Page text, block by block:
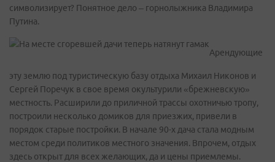
символизирует? Понятное дело – горнолыжника Владимира
Путина.
Арендующие
эту землю под туристическую базу отдыха Михаил Никонов и
Сергей Поречук в свое время окультурили «брежневскую»
местность. Расширили до приличной трассы охотничью тропу,
построили несколько домиков для приезжих, привели в
порядок старые постройки. В начале 90-х дача стала модным
местом среди политиков местного значения. Впрочем, отдых
здесь открыт для всех желающих, да и цены приемлемы.